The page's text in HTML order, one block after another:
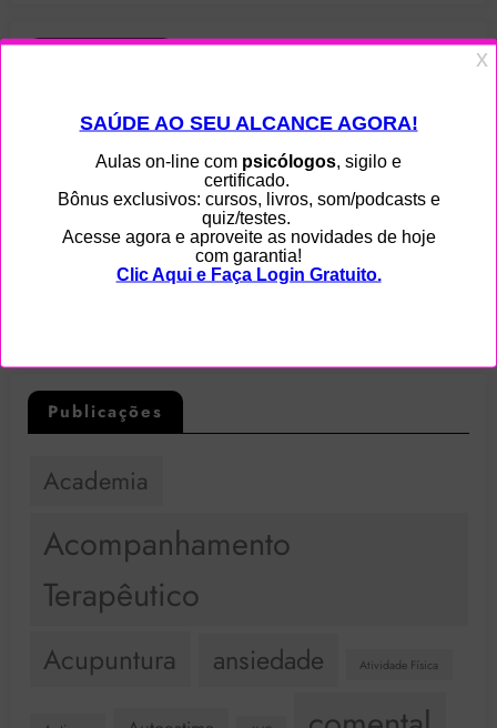
Acupuntura
Artigo
Eficácia
Legislação
Notícia
OMS
Patologia
Publicações
Academia
Acompanhamento
Terapêutico
Acupuntura ansiedade Atividade Física